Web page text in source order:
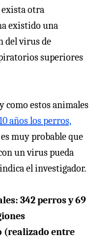
exista otra
existido una
del virus de
superiores
como estos animales
años los perros,
muy probable que
un virus pueda
el investigador.
342 perros y 69
(realizado entre